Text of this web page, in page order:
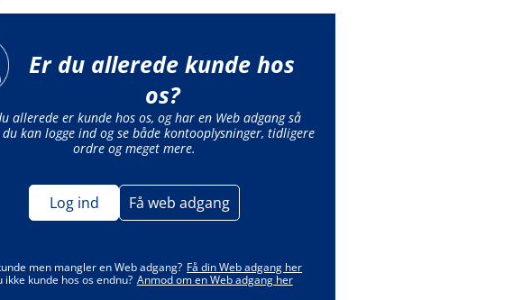
Er du allerede kunde hos
os?
allerede er kunde hos os, og har en Web adgang så
kan logge ind og se både kontooplysninger, tidligere
ordre og meget mere.
Log ind Få web adgang
men mangler en Web adgang? Få din Web adgang her
ikke kunde hos os endnu? Anmod om en Web adgang her